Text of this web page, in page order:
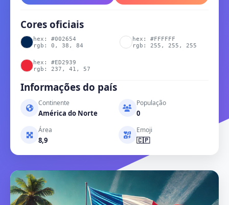
Cores oficiais
hex: #002654
rgb: 0, 38, 84
hex: #FFFFFF
rgb: 255, 255, 255
hex: #ED2939
rgb: 237, 41, 57
Informações do país
Continente
América do Norte
População
0
Área
8,9
Emoji
🇨🇵